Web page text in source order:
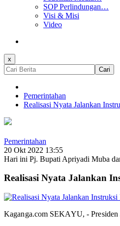
SOP Perlindungan…
Visi & Misi
Video
x
Cari
Pemerintahan
Realisasi Nyata Jalankan
Pemerintahan
20 Okt 2022 13:55
Hari ini Pj. Bupati Apriyadi Muba
Realisasi Nyata Jalankan
Kaganga.com SEKAYU, - Presiden